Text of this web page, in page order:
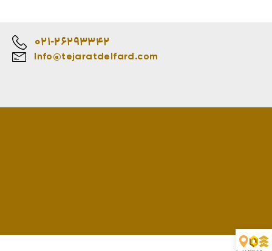
021-26293342
Info@tejaratdelfard.com